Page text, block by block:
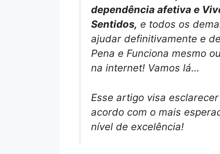
dependência afetiva e
Sentidos, e todos os
ajudar definitivamente e
Pena e Funciona mesmo
na internet! Vamos lá…
Esse artigo visa
acordo com o mais
nível de excelência!